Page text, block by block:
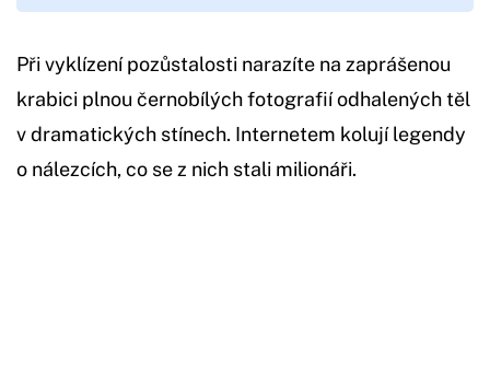
Při vyklízení pozůstalosti narazíte na zaprášenou
krabici plnou černobílých fotografií odhalených těl
v dramatických stínech. Internetem kolují legendy
o nálezcích, co se z nich stali milionáři.